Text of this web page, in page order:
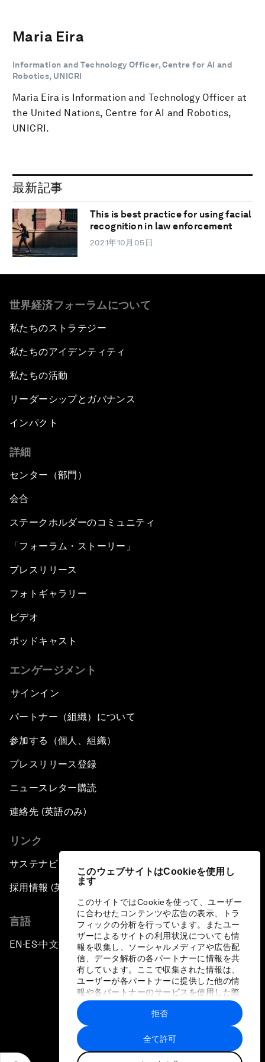
このウェブサイトはCookieを使用し
ます
このサイトではCookieを使って、ユーザー
に合わせたコンテンツや広告の表示、トラ
フィックの分析を行っています。またユー
ザーによるサイトの利用状況についても情
報を収集し、ソーシャルメディアや広告配
信、データ解析の各パートナーに情報を共
有しています。ここで収集された情報は、
ユーザーが各パートナーに提供した他の情
報や各パートナーのサービスを使用した際
に収集された情報と組み合わされ、各パー
トナーによって使用されることがありま
す。
全て許可
拒否
Maria Eira
Information and Technology Officer, Centre for AI and
Robotics, UNICRI
Maria Eira is Information and Technology Officer at
the United Nations, Centre for AI and Robotics,
UNICRI.
最新記事
This is best practice for using facial
recognition in law enforcement
2021年10月05日
世界経済フォーラムについて
私たちのストラテジー
私たちのアイデンティティ
私たちの活動
リーダーシップとガバナンス
インパクト
詳細
センター（部門）
会合
ステークホルダーのコミュニティ
「フォーラム・ストーリー」
プレスリリース
フォトギャラリー
ビデオ
ポッドキャスト
エンゲージメント
サインイン
パートナー（組織）について
参加する（個人、組織）
プレスリリース登録
ニュースレター購読
連絡先 (英語のみ)
リンク
サステナビリティへの取り組み
採用情報 (英語のみ)
言語
EN ▪ES▪中文▪ 日本語
プライバシーポリシーと利用規約
サイトマップ